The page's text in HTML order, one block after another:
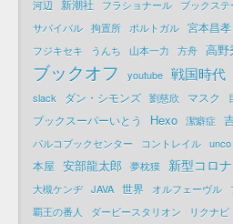
河辺 新潮社 フラショナール ブックス
サバイバル 拘置所 ポルトガル 宮本昌孝
フジキセキ うんち 山本一力 方舟 高野
ブックオフ youtube 戦国時代
slack
ダン・シモンズ 劉慈欣 マスク
ブックスーパーいとう
Hexo 潔癖症
パルコブックセンター
コントレイル unco
本屋 安部龍太郎 夢枕獏 新型コロ
大槻ケンヂ JAVA 世界 オルフェーヴル
覇王の番人
ダービースタリオン リクナビ